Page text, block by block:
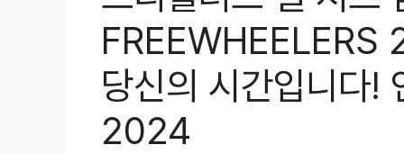
FREEWHEELERS
당신의 시간입니다!
2024